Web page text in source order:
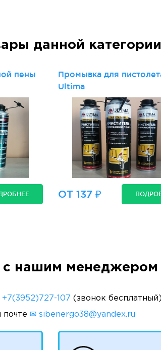
данной категории
пены
Промывка для
Ultima
ОТ 137 ₽
с нашим менеджером
107 (звонок
почте ✉ sibenergo38@yandex.ru